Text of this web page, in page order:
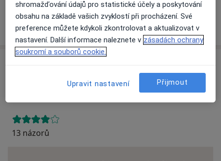
Více
o adrese
Přidejte svůj názor
13 názorů
shromažďování údajů pro statistické účely a poskytování
obsahu na základě vašich zvyklostí při procházení. Své
preference můžete kdykoli zkontrolovat a aktualizovat v
nastavení. Další informace naleznete v zásadách ochrany
soukromí a souborů cookie.
Upravit nastavení Přijmout